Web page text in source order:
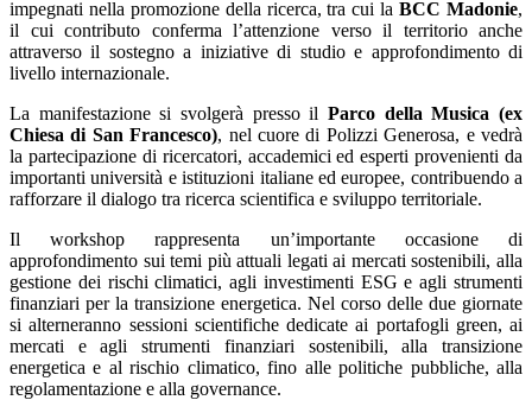
impegnati nella promozione della ricerca, tra cui laBCC Madonie,
il cui contributo conferma l’attenzione verso il territorio anche
attraverso il sostegno a iniziative di studio e approfondimento di
livello internazionale.
La manifestazione si svolgerà presso il Parco della Musica (ex
Chiesa di San Francesco), nel cuore di Polizzi Generosa, e vedrà
la partecipazione di ricercatori, accademici ed esperti provenienti da
importanti università e istituzioni italiane ed europee, contribuendo a
rafforzare il dialogo tra ricerca scientifica e sviluppo territoriale.
Il workshop rappresenta un’importante occasione di
approfondimento sui temi più attuali legati ai mercati sostenibili, alla
gestione dei rischi climatici, agli investimenti ESG e agli strumenti
finanziari per la transizione energetica. Nel corso delle due giornate
si alterneranno sessioni scientifiche dedicate ai portafogli green, ai
mercati e agli strumenti finanziari sostenibili, alla transizione
energetica e al rischio climatico, fino alle politiche pubbliche, alla
regolamentazione e alla governance.